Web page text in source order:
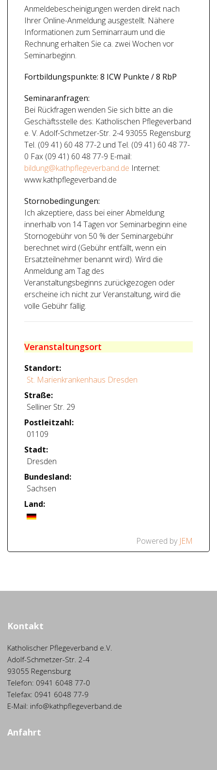
Anmeldebescheinigungen werden direkt nach
Ihrer Online-Anmeldung ausgestellt. Nähere
Informationen zum Seminarraum und die
Rechnung erhalten Sie ca. zwei Wochen vor
Seminarbeginn.
Fortbildungspunkte: 8 ICW Punkte / 8 RbP
Seminaranfragen:
Bei Rückfragen wenden Sie sich bitte an die
Geschäftsstelle des: Katholischen Pflegeverband
e. V. Adolf-Schmetzer-Str. 2-4 93055 Regensburg
Tel. (09 41) 60 48 77-2 und Tel. (09 41) 60 48 77-
0 Fax (09 41) 60 48 77-9 E-mail:
bildung@kathpflegeverband.de Internet:
www.kathpflegeverband.de
Stornobedingungen:
Ich akzeptiere, dass bei einer Abmeldung
innerhalb von 14 Tagen vor Seminarbeginn eine
Stornogebühr von 50 % der Seminargebühr
berechnet wird (Gebühr entfällt, wenn ein
Ersatzteilnehmer benannt wird). Wird die
Anmeldung am Tag des
Veranstaltungsbeginns zurückgezogen oder
erscheine ich nicht zur Veranstaltung, wird die
volle Gebühr fällig.
Veranstaltungsort
Standort:
St. Marienkrankenhaus Dresden
Straße:
Selliner Str. 29
Postleitzahl:
01109
Stadt:
Dresden
Bundesland:
Sachsen
Land:
Powered by JEM
Kontakt
Katholischer Pflegeverband e.V.
Adolf-Schmetzer-Str. 2-4
93055 Regensburg
Telefon: 0941 6048 77-0
Telefax: 0941 6048 77-9
E-Mail: info@kathpflegeverband.de
Anfahrt